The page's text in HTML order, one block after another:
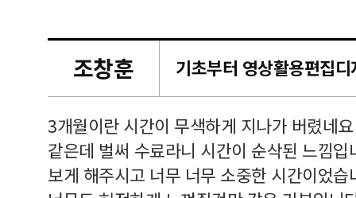
조창훈
3개월이란 시간이 무색하게 지나가 버렸네
같은데 벌써 수료라니 시간이 순삭된 느낌
보게 해주시고 너무 너무 소중한 시간이었